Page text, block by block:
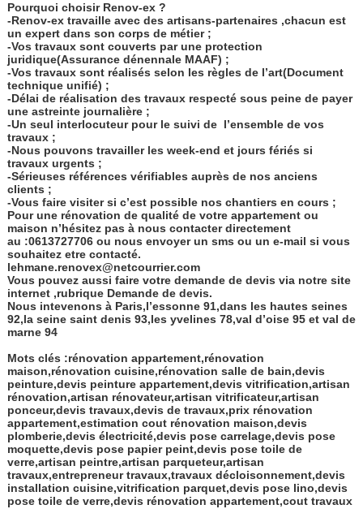
Pourquoi choisir Renov-ex ?
-Renov-ex travaille avec des artisans-partenaires ,chacun est
un expert dans son corps de métier ;
-Vos travaux sont couverts par une protection
juridique(Assurance dénennale MAAF) ;
-Vos travaux sont réalisés selon les règles de l’art(Document
technique unifié) ;
-Délai de réalisation des travaux respecté sous peine de payer
une astreinte journalière ;
-Un seul interlocuteur pour le suivi de l’ensemble de vos
travaux ;
-Nous pouvons travailler les week-end et jours fériés si
travaux urgents ;
-Sérieuses références vérifiables auprès de nos anciens
clients ;
-Vous faire visiter si c’est possible nos chantiers en cours ;
Pour une rénovation de qualité de votre appartement ou
maison n’hésitez pas à nous contacter directement
au :0613727706 ou nous envoyer un sms ou un e-mail si vous
souhaitez etre contacté.
lehmane.renovex@netcourrier.com
Vous pouvez aussi faire votre demande de devis via notre site
internet ,rubrique Demande de devis.
Nous intevenons à Paris,l’essonne 91,dans les hautes seines
92,la seine saint denis 93,les yvelines 78,val d’oise 95 et val de
marne 94
Mots clés :rénovation appartement,rénovation
maison,rénovation cuisine,rénovation salle de bain,devis
peinture,devis peinture appartement,devis vitrification,artisan
rénovation,artisan rénovateur,artisan vitrificateur,artisan
ponceur,devis travaux,devis de travaux,prix rénovation
appartement,estimation cout rénovation maison,devis
plomberie,devis électricité,devis pose carrelage,devis pose
moquette,devis pose papier peint,devis pose toile de
verre,artisan peintre,artisan parqueteur,artisan
travaux,entrepreneur travaux,travaux décloisonnement,devis
installation cuisine,vitrification parquet,devis pose lino,devis
pose toile de verre,devis rénovation appartement,cout travaux